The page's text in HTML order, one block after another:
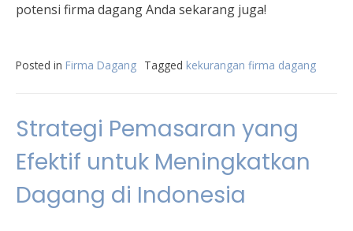
potensi firma dagang Anda sekarang juga!
Posted in Firma Dagang Tagged kekurangan firma dagang
Strategi Pemasaran yang
Efektif untuk Meningkatkan
Dagang di Indonesia